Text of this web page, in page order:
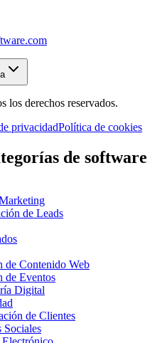
los derechos reservados.
privacidadPolítica de cookies
de software
de Leads
de Contenido Web
de Eventos
Digital
de Clientes
Sociales